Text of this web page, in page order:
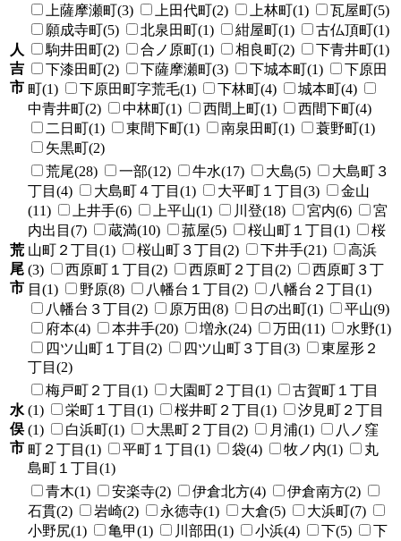
人
吉
市
上薩摩瀬町(3)
上田代町(2) 上林町(1)
瓦屋町(5)
願成寺町(5)
北泉田町(1) 紺屋町(1)
古仏頂町(1)
駒井田町(2)
合ノ原町(1) 相良町(2)
下青井町(1)
下漆田町(2)
下薩摩瀬町(3) 下城本町(1)
下原田
町(1)
下原田町字荒毛(1) 下林町(4)
城本町(4)
中青井町(2)
中林町(1) 西間上町(1)
西間下町(4)
二日町(1)
東間下町(1) 南泉田町(1)
蓑野町(1)
矢黒町(2)
荒
尾
市
荒尾(28) 一部(12) 牛水(17) 大島(5)
大島町３
丁目(4)
大島町４丁目(1) 大平町１丁目(3)
金山
(11)
上井手(6) 上平山(1) 川登(18) 宮内(6)
宮
内出目(7)
蔵満(10) 菰屋(5) 桜山町１丁目(1)
桜
山町２丁目(1)
桜山町３丁目(2) 下井手(21)
高浜
(3)
西原町１丁目(2) 西原町２丁目(2)
西原町３丁
目(1)
野原(8) 八幡台１丁目(2)
八幡台２丁目(1)
八幡台３丁目(2)
原万田(8) 日の出町(1)
平山(9)
府本(4)
本井手(20) 増永(24) 万田(11)
水野(1)
四ツ山町１丁目(2)
四ツ山町３丁目(3)
東屋形２
丁目(2)
水
俣
市
梅戸町２丁目(1) 大園町２丁目(1)
古賀町１丁目
(1)
栄町１丁目(1) 桜井町２丁目(1)
汐見町２丁目
(1)
白浜町(1) 大黒町２丁目(2) 月浦(1)
八ノ窪
町２丁目(1)
平町１丁目(1) 袋(4) 牧ノ内(1)
丸
島町１丁目(1)
青木(1) 安楽寺(2) 伊倉北方(4)
伊倉南方(2)
石貫(2)
岩崎(2) 永徳寺(1) 大倉(5)
大浜町(7)
小野尻(1)
亀甲(1) 川部田(1) 小浜(4) 下(5)
下